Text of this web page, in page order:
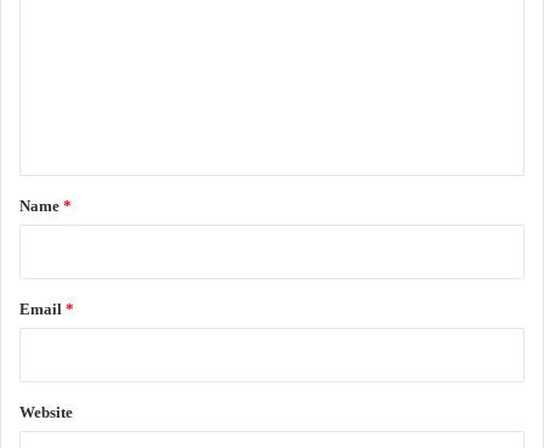
*
Name *
Email *
Website